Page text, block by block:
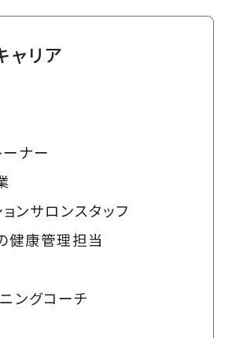
ャリア
ナー
ンサロンスタッフ
健康管理担当
ングコーチ